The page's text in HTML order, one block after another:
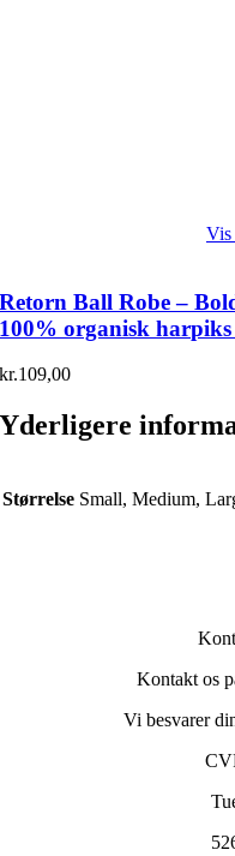
Vis
Retorn Ball Robe –
100% organisk
kr.109,00
Yderligere
Størrelse Small, Medium,
Kontakt os
Vi besvarer